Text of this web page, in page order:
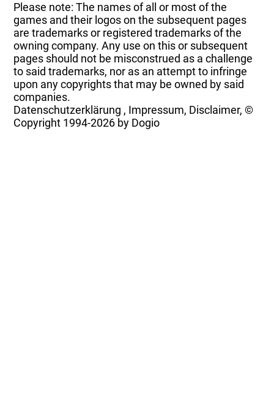
Please note: The names of all or most of the
games and their logos on the subsequent pages
are trademarks or registered trademarks of the
owning company. Any use on this or subsequent
pages should not be misconstrued as a challenge
to said trademarks, nor as an attempt to infringe
upon any copyrights that may be owned by said
companies.
Datenschutzerklärung , Impressum, Disclaimer, ©
Copyright 1994-2026 by Dogio